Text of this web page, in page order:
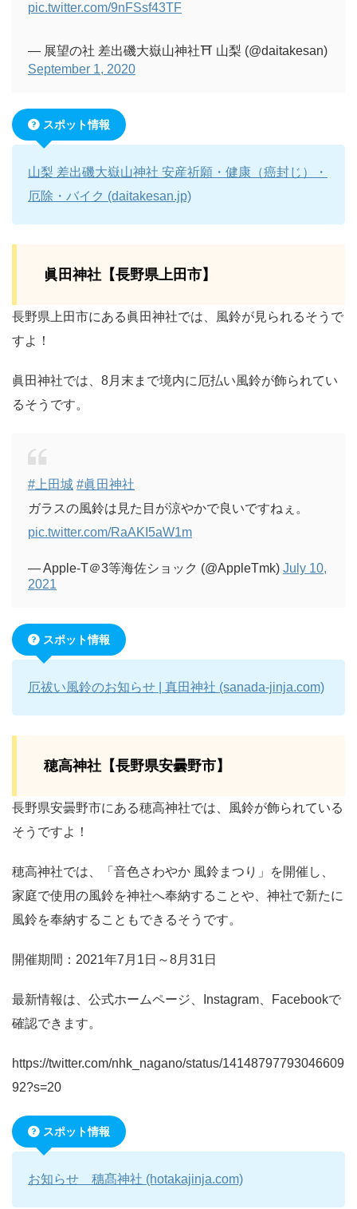
pic.twitter.com/9nFSsf43TF
— 展望の社 差出磯大嶽山神社⛩ 山梨 (@daitakesan)
September 1, 2020
スポット情報
山梨 差出磯大嶽山神社 安産祈願・健康（癌封じ）・
厄除・バイク (daitakesan.jp)
眞田神社【長野県上田市】
長野県上田市にある眞田神社では、風鈴が見られるそうで
すよ！
眞田神社では、8月末まで境内に厄払い風鈴が飾られてい
るそうです。
#上田城 #眞田神社
ガラスの風鈴は見た目が涼やかで良いですねぇ。
pic.twitter.com/RaAKI5aW1m
— Apple-T＠3等海佐ショック (@AppleTmk) July 10,
2021
スポット情報
厄祓い風鈴のお知らせ | 真田神社 (sanada-jinja.com)
穂高神社【長野県安曇野市】
長野県安曇野市にある穂高神社では、風鈴が飾られている
そうですよ！
穂高神社では、「音色さわやか 風鈴まつり」を開催し、
家庭で使用の風鈴を神社へ奉納することや、神社で新たに
風鈴を奉納することもできるそうです。
開催期間：2021年7月1日～8月31日
最新情報は、公式ホームページ、Instagram、Facebookで
確認できます。
https://twitter.com/nhk_nagano/status/14148797793046609
92?s=20
スポット情報
お知らせ 穗髙神社 (hotakajinja.com)